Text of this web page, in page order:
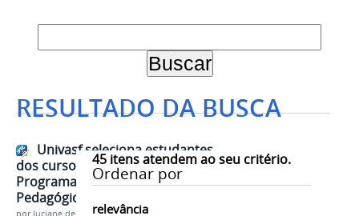
RESULTADO DA BUSCA
45itens atendem ao seu critério.
Ordenar por
relevância
Univasf seleciona estudantes
dos cursos de licenciatura para
Programa de Residência
Pedagógica
por Juciane de Jesus Aleixo